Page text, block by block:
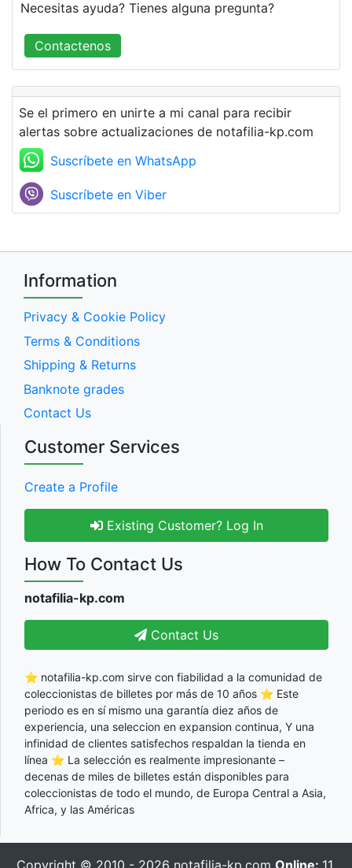
Necesitas ayuda? Tienes alguna pregunta?
Contactenos
Se el primero en unirte a mi canal para recibir
alertas sobre actualizaciones de notafilia-kp.com
Suscríbete en WhatsApp
Suscríbete en Viber
Information
Privacy & Cookie Policy
Terms & Conditions
Shipping & Returns
Banknote grades
Contact Us
Customer Services
Create a Profile
Existing Customer? Log In
How To Contact Us
notafilia-kp.com
Contact Us
⭐ notafilia-kp.com sirve con fiabilidad a la comunidad de
coleccionistas de billetes por más de 10 años ⭐ Este
periodo es en sí mismo una garantía diez años de
experiencia, una seleccion en expansion continua, Y una
infinidad de clientes satisfechos respaldan la tienda en
línea ⭐ La selección es realmente impresionante –
decenas de miles de billetes están disponibles para
coleccionistas de todo el mundo, de Europa Central a Asia,
Africa, y las Américas